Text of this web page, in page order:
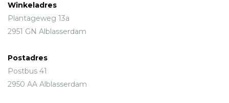
Winkeladres
Plantageweg 13a
2951 GN Alblasserdam
Postadres
Postbus 41
2950 AA Alblasserdam